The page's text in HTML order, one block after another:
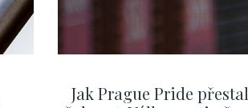
Jak Prague Pride přestal